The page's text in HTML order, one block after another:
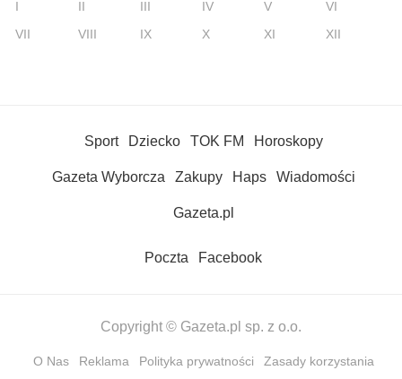
I II III IV V
VI
VII
VIII IX X XI XII
Sport Dziecko TOK FM Horoskopy
Gazeta Wyborcza Zakupy Haps Wiadomości
Gazeta.pl
Poczta Facebook
Copyright © Gazeta.pl sp. z o.o.
O Nas Reklama Polityka prywatności
Zasady korzystania